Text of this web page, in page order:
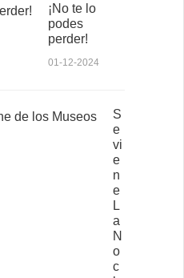
¡No te lo
podes
perder!
01-12-2024
S
e
vi
e
n
e
L
a
N
o
c